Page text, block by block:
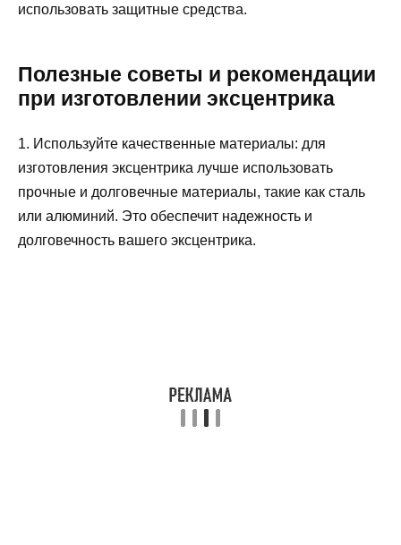
использовать защитные средства.
Полезные советы и рекомендации
при изготовлении эксцентрика
1. Используйте качественные материалы: для
изготовления эксцентрика лучше использовать
прочные и долговечные материалы, такие как сталь
или алюминий. Это обеспечит надежность и
долговечность вашего эксцентрика.